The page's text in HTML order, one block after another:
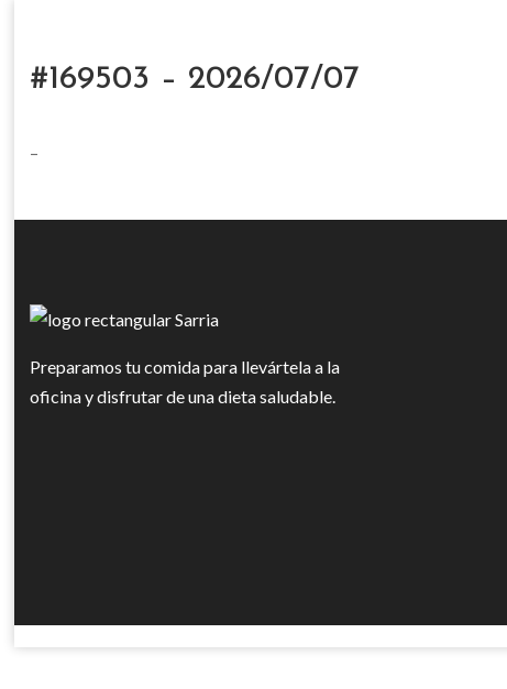
#169503 – 2026/07/07
–
Preparamos tu comida para llevártela a la
oficina y disfrutar de una dieta saludable.